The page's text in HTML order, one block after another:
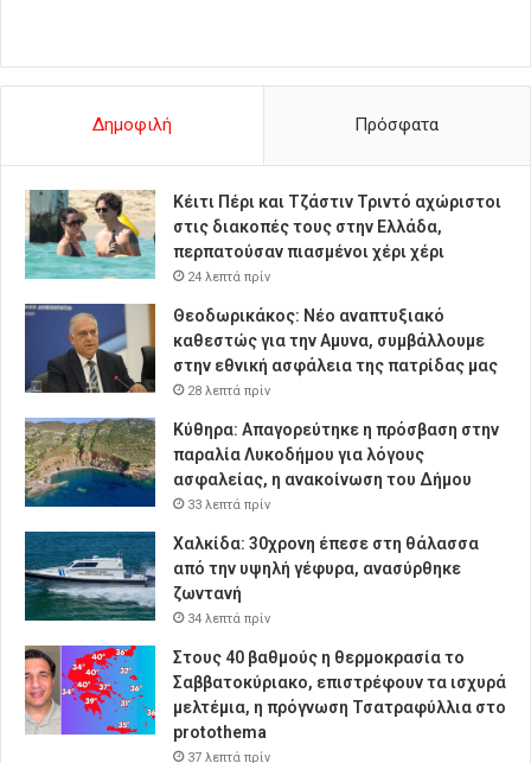
Δημοφιλή Πρόσφατα
Κέιτι Πέρι και Τζάστιν Τριντό αχώριστοι
στις διακοπές τους στην Ελλάδα,
περπατούσαν πιασμένοι χέρι χέρι
24 λεπτά πρίν
Θεοδωρικάκος: Νέο αναπτυξιακό
καθεστώς για την Αμυνα, συμβάλλουμε
στην εθνική ασφάλεια της πατρίδας μας
28 λεπτά πρίν
Κύθηρα: Απαγορεύτηκε η πρόσβαση στην
παραλία Λυκοδήμου για λόγους
ασφαλείας, η ανακοίνωση του Δήμου
33 λεπτά πρίν
Χαλκίδα: 30χρονη έπεσε στη θάλασσα
από την υψηλή γέφυρα, ανασύρθηκε
ζωντανή
34 λεπτά πρίν
Στους 40 βαθμούς η θερμοκρασία το
Σαββατοκύριακο, επιστρέφουν τα ισχυρά
μελτέμια, η πρόγνωση Τσατραφύλλια στο
protothema
37 λεπτά πρίν